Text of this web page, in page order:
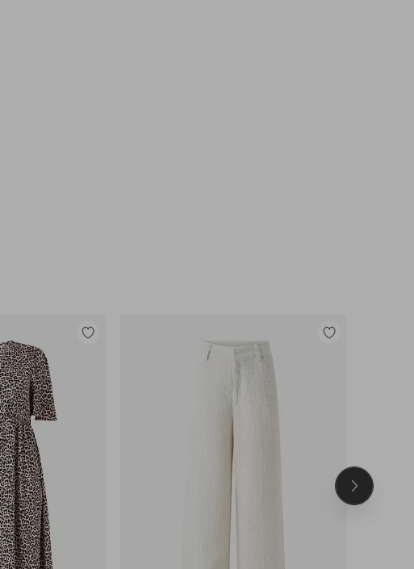
Toevoegen
Toevoegen
Volgend